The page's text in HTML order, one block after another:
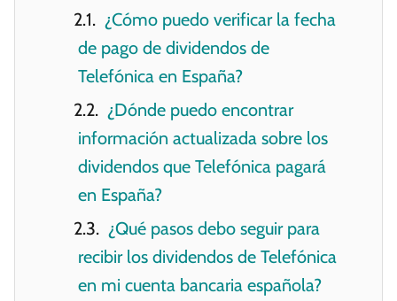
¿Cómo puedo verificar la fecha
de pago de dividendos de
Telefónica en España?
¿Dónde puedo encontrar
información actualizada sobre los
dividendos que Telefónica pagará
en España?
¿Qué pasos debo seguir para
recibir los dividendos de Telefónica
en mi cuenta bancaria española?